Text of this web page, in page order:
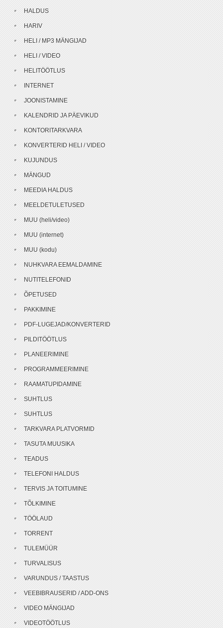
HALDUS
HARIV
HELI / MP3 MÄNGIJAD
HELI / VIDEO
HELITÖÖTLUS
INTERNET
JOONISTAMINE
KALENDRID JA PÄEVIKUD
KONTORITARKVARA
KONVERTERID HELI / VIDEO
KUJUNDUS
MÄNGUD
MEEDIA HALDUS
MEELDETULETUSED
MUU (heli/video)
MUU (internet)
MUU (kodu)
NUHKVARA EEMALDAMINE
NUTITELEFONID
ÕPETUSED
PAKKIMINE
PDF-LUGEJAD/KONVERTERID
PILDITÖÖTLUS
PLANEERIMINE
PROGRAMMEERIMINE
RAAMATUPIDAMINE
SUHTLUS
SUHTLUS
TARKVARA PLATVORMID
TASUTA MUUSIKA
TEADUS
TELEFONI HALDUS
TERVIS JA TOITUMINE
TÕLKIMINE
TÖÖLAUD
TORRENT
TULEMÜÜR
TURVALISUS
VARUNDUS / TAASTUS
VEEBIBRAUSERID / ADD-ONS
VIDEO MÄNGIJAD
VIDEOTÖÖTLUS